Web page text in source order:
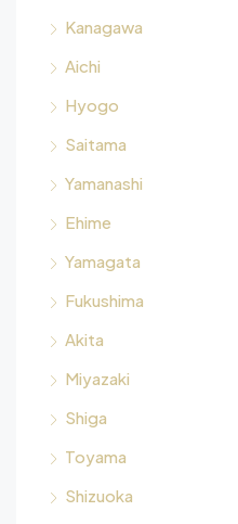
Kanagawa
Aichi
Hyogo
Saitama
Yamanashi
Ehime
Yamagata
Fukushima
Akita
Miyazaki
Shiga
Toyama
Shizuoka